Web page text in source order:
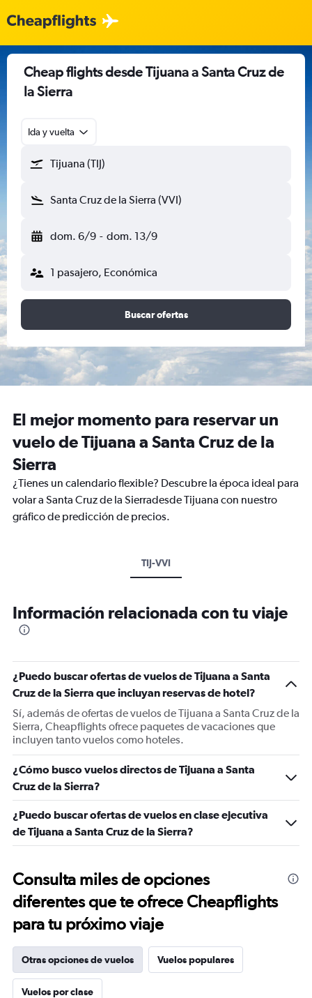
Cheap flights desde Tijuana a Santa Cruz de
la Sierra
Ida y vuelta
Tijuana (TIJ)
Santa Cruz de la Sierra (VVI)
dom. 6/9 - dom. 13/9
1 pasajero, Económica
Buscar ofertas
El mejor momento para reservar un
vuelo de Tijuana a Santa Cruz de la
Sierra
¿Tienes un calendario flexible? Descubre la época ideal para
volar a Santa Cruz de la Sierradesde Tijuana con nuestro
gráfico de predicción de precios.
TIJ-VVI
Información relacionada con tu viaje
¿Puedo buscar ofertas de vuelos de Tijuana a Santa
Cruz de la Sierra que incluyan reservas de hotel?
Sí, además de ofertas de vuelos de Tijuana a Santa Cruz de la
Sierra, Cheapflights ofrece paquetes de vacaciones que
incluyen tanto vuelos como hoteles.
¿Cómo busco vuelos directos de Tijuana a Santa
Cruz de la Sierra?
¿Puedo buscar ofertas de vuelos en clase ejecutiva
de Tijuana a Santa Cruz de la Sierra?
Consulta miles de opciones
diferentes que te ofrece Cheapflights
para tu próximo viaje
Otras opciones de vuelos Vuelos populares
Vuelos por clase